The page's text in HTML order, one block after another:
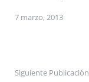
7 marzo, 2013
Siguiente Publicación